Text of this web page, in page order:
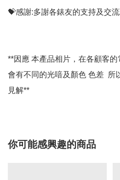
💝感謝:多謝各錶友的支持及交
**因應 本產品相片，在各顧客
會有不同的光喑及顏色 色差  所
你可能感興趣的商品